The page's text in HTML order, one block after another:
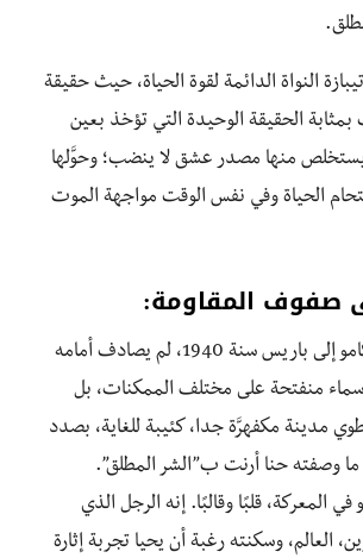
النواة الدائمة لقوة الحياة، حيث حقيقة
بمثابة الحقيقة الوحيدة التي تؤخذ بعين
يستخلص منها مصدر عشق لا ينضب؛ وحوَّلها
الحياة وفي نفس الوقت مواجهة الموت
صفوف المقاومة:
حينما وصل ألبير كامو إلى باريس سنة 1940، لم يصادف أمامه
منفتحة على مختلف الممكنات، بل
مدينة مكفهرَّة جدا، كئيبة للغاية، بصدد
ما وصفته حنا أرنت ب”الشر المطلق”.
المعركة، قلبًا وقالبًا. إنه الرجل الذي
العالم، وسكنته رغبة أن يحيا تجربة إثارة